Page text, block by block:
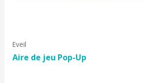
Eveil
Aire de jeu Pop-Up